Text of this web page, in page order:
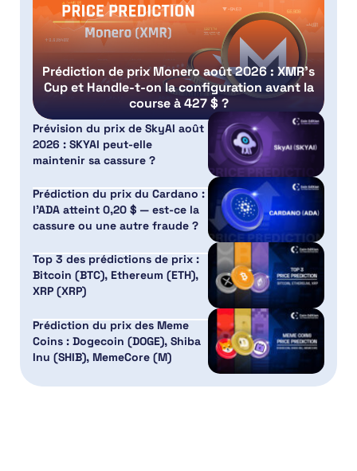
Prédiction de prix Monero août 2026 : XMR’s
Cup et Handle-t-on la configuration avant la
course à 427 $ ?
Prévision du prix de SkyAI août
2026 : SKYAI peut-elle
maintenir sa cassure ?
Prédiction du prix du Cardano :
l’ADA atteint 0,20 $ — est-ce la
cassure ou une autre fraude ?
Top 3 des prédictions de prix :
Bitcoin (BTC), Ethereum (ETH),
XRP (XRP)
Prédiction du prix des Meme
Coins : Dogecoin (DOGE), Shiba
Inu (SHIB), MemeCore (M)